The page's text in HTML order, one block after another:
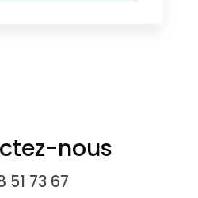
nous
51 73 67